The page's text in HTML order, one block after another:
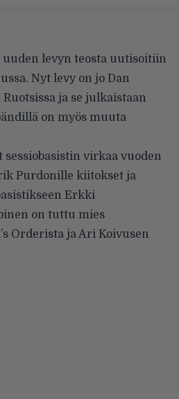
uuden levyn teosta uutisoitiin
Nyt levy on jo Dan
ja se julkaistaan
on myös muuta
sessiobasistin virkaa vuoden
Purdonille kiitokset ja
Erkki
on tuttu mies
Orderista ja Ari Koivusen